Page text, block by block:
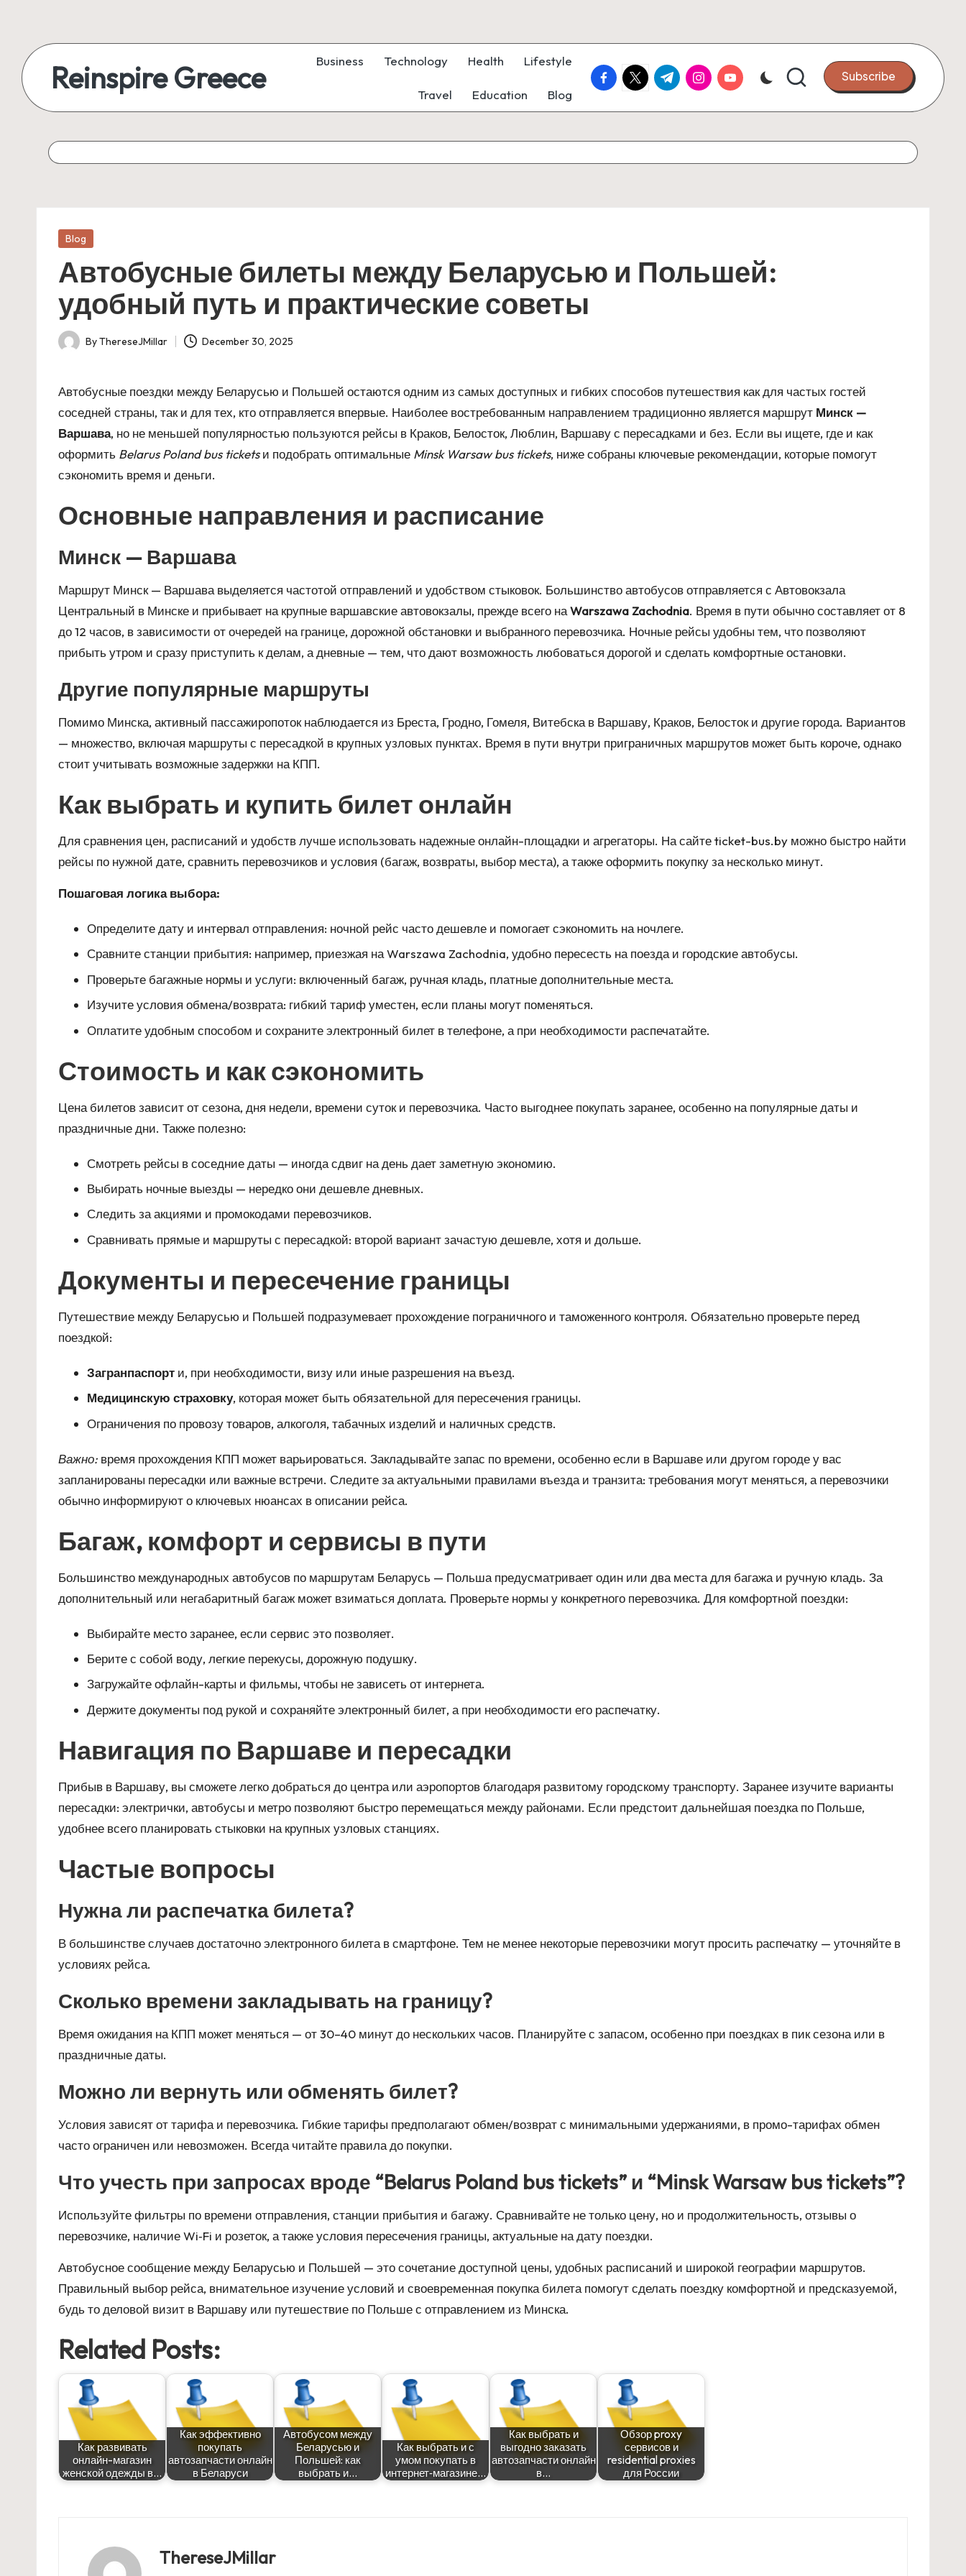
Reinspire Greece Business Technology Health Lifestyle
Travel Education Blog
facebook.com
twitter.com
t.me instagram.com
youtube.com Subscribe
Posted
Blog
Автобусные билеты между Беларусью и Польшей:
удобный путь и практические советы
Posted
ByThereseJMillar December 30, 2025
Автобусные поездки между Беларусью и Польшей остаются одним из самых доступных и гибких способов путешествия как для частых гостей
соседней страны, так и для тех, кто отправляется впервые. Наиболее востребованным направлением традиционно является маршрут Минск —
Варшава, но не меньшей популярностью пользуются рейсы в Краков, Белосток, Люблин, Варшаву с пересадками и без. Если вы ищете, где и как
оформить Belarus Poland bus ticketsи подобрать оптимальные Minsk Warsaw bus tickets, ниже собраны ключевые рекомендации, которые помогут
сэкономить время и деньги.
Основные направления и расписание
Минск — Варшава
Маршрут Минск — Варшава выделяется частотой отправлений и удобством стыковок. Большинство автобусов отправляется с Автовокзала
Центральный в Минске и прибывает на крупные варшавские автовокзалы, прежде всего наWarszawa Zachodnia. Время в пути обычно составляет от 8
до 12 часов, в зависимости от очередей на границе, дорожной обстановки и выбранного перевозчика. Ночные рейсы удобны тем, что позволяют
прибыть утром и сразу приступить к делам, а дневные — тем, что дают возможность любоваться дорогой и сделать комфортные остановки.
Другие популярные маршруты
Помимо Минска, активный пассажиропоток наблюдается из Бреста, Гродно, Гомеля, Витебска в Варшаву, Краков, Белосток и другие города. Вариантов
— множество, включая маршруты с пересадкой в крупных узловых пунктах. Время в пути внутри приграничных маршрутов может быть короче, однако
стоит учитывать возможные задержки на КПП.
Как выбрать и купить билет онлайн
Для сравнения цен, расписаний и удобств лучше использовать надежные онлайн-площадки и агрегаторы. На сайтеticket-bus.by можно быстро найти
рейсы по нужной дате, сравнить перевозчиков и условия (багаж, возвраты, выбор места), а также оформить покупку за несколько минут.
Пошаговая логика выбора:
Определите дату и интервал отправления: ночной рейс часто дешевле и помогает сэкономить на ночлеге.
Сравните станции прибытия: например, приезжая на Warszawa Zachodnia, удобно пересесть на поезда и городские автобусы.
Проверьте багажные нормы и услуги: включенный багаж, ручная кладь, платные дополнительные места.
Изучите условия обмена/возврата: гибкий тариф уместен, если планы могут поменяться.
Оплатите удобным способом и сохраните электронный билет в телефоне, а при необходимости распечатайте.
Стоимость и как сэкономить
Цена билетов зависит от сезона, дня недели, времени суток и перевозчика. Часто выгоднее покупать заранее, особенно на популярные даты и
праздничные дни. Также полезно:
Смотреть рейсы в соседние даты — иногда сдвиг на день дает заметную экономию.
Выбирать ночные выезды — нередко они дешевле дневных.
Следить за акциями и промокодами перевозчиков.
Сравнивать прямые и маршруты с пересадкой: второй вариант зачастую дешевле, хотя и дольше.
Документы и пересечение границы
Путешествие между Беларусью и Польшей подразумевает прохождение пограничного и таможенного контроля. Обязательно проверьте перед
поездкой:
Загранпаспорт и, при необходимости, визу или иные разрешения на въезд.
Медицинскую страховку, которая может быть обязательной для пересечения границы.
Ограничения по провозу товаров, алкоголя, табачных изделий и наличных средств.
Важно: время прохождения КПП может варьироваться. Закладывайте запас по времени, особенно если в Варшаве или другом городе у вас
запланированы пересадки или важные встречи. Следите за актуальными правилами въезда и транзита: требования могут меняться, а перевозчики
обычно информируют о ключевых нюансах в описании рейса.
Багаж, комфорт и сервисы в пути
Большинство международных автобусов по маршрутам Беларусь — Польша предусматривает один или два места для багажа и ручную кладь. За
дополнительный или негабаритный багаж может взиматься доплата. Проверьте нормы у конкретного перевозчика. Для комфортной поездки:
Выбирайте место заранее, если сервис это позволяет.
Берите с собой воду, легкие перекусы, дорожную подушку.
Загружайте офлайн-карты и фильмы, чтобы не зависеть от интернета.
Держите документы под рукой и сохраняйте электронный билет, а при необходимости его распечатку.
Навигация по Варшаве и пересадки
Прибыв в Варшаву, вы сможете легко добраться до центра или аэропортов благодаря развитому городскому транспорту. Заранее изучите варианты
пересадки: электрички, автобусы и метро позволяют быстро перемещаться между районами. Если предстоит дальнейшая поездка по Польше,
удобнее всего планировать стыковки на крупных узловых станциях.
Частые вопросы
Нужна ли распечатка билета?
В большинстве случаев достаточно электронного билета в смартфоне. Тем не менее некоторые перевозчики могут просить распечатку — уточняйте в
условиях рейса.
Сколько времени закладывать на границу?
Время ожидания на КПП может меняться — от 30–40 минут до нескольких часов. Планируйте с запасом, особенно при поездках в пик сезона или в
праздничные даты.
Можно ли вернуть или обменять билет?
Условия зависят от тарифа и перевозчика. Гибкие тарифы предполагают обмен/возврат с минимальными удержаниями, в промо-тарифах обмен
часто ограничен или невозможен. Всегда читайте правила до покупки.
Что учесть при запросах вроде “Belarus Poland bus tickets” и “Minsk Warsaw bus tickets”?
Используйте фильтры по времени отправления, станции прибытия и багажу. Сравнивайте не только цену, но и продолжительность, отзывы о
перевозчике, наличие Wi‑Fi и розеток, а также условия пересечения границы, актуальные на дату поездки.
Автобусное сообщение между Беларусью и Польшей — это сочетание доступной цены, удобных расписаний и широкой географии маршрутов.
Правильный выбор рейса, внимательное изучение условий и своевременная покупка билета помогут сделать поездку комфортной и предсказуемой,
будь то деловой визит в Варшаву или путешествие по Польше с отправлением из Минска.
Related Posts:
Как развивать
онлайн-магазин
женской одежды в…
Как эффективно
покупать
автозапчасти онлайн
в Беларуси
Автобусом между
Беларусью и
Польшей: как
выбрать и…
Как выбрать и с
умом покупать в
интернет‑магазине…
Как выбрать и
выгодно заказать
автозапчасти онлайн
в…
Обзор proxy
сервисов и
residential proxies
для России
ThereseJMillar